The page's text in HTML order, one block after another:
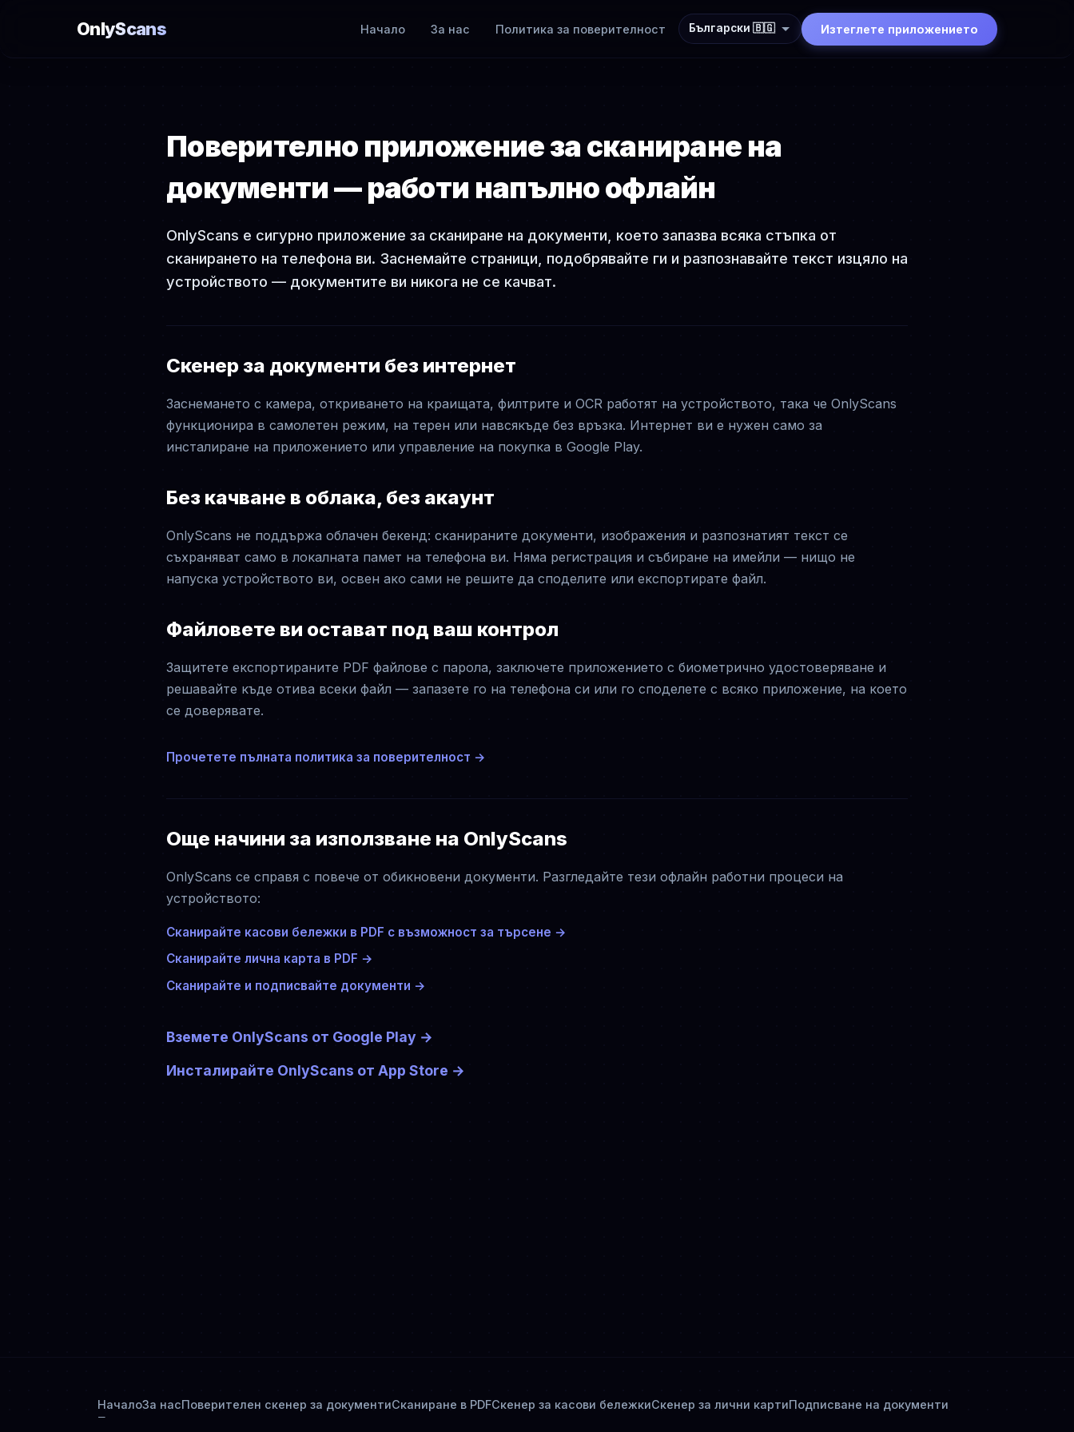
OnlyScans Начало За нас Политика за поверителност Български 🇧🇬 Изтеглете приложението
Поверително приложение за сканиране на
документи — работи напълно офлайн
OnlyScans е сигурно приложение за сканиране на документи, което запазва всяка стъпка от
сканирането на телефона ви. Заснемайте страници, подобрявайте ги и разпознавайте текст изцяло на
устройството — документите ви никога не се качват.
Скенер за документи без интернет
Заснемането с камера, откриването на краищата, филтрите и OCR работят на устройството, така че OnlyScans
функционира в самолетен режим, на терен или навсякъде без връзка. Интернет ви е нужен само за
инсталиране на приложението или управление на покупка в Google Play.
Без качване в облака, без акаунт
OnlyScans не поддържа облачен бекенд: сканираните документи, изображения и разпознатият текст се
съхраняват само в локалната памет на телефона ви. Няма регистрация и събиране на имейли — нищо не
напуска устройството ви, освен ако сами не решите да споделите или експортирате файл.
Файловете ви остават под ваш контрол
Защитете експортираните PDF файлове с парола, заключете приложението с биометрично удостоверяване и
решавайте къде отива всеки файл — запазете го на телефона си или го споделете с всяко приложение, на което
се доверявате.
Прочетете пълната политика за поверителност →
Още начини за използване на OnlyScans
OnlyScans се справя с повече от обикновени документи. Разгледайте тези офлайн работни процеси на
устройството:
Сканирайте касови бележки в PDF с възможност за търсене →
Сканирайте лична карта в PDF →
Сканирайте и подписвайте документи →
Вземете OnlyScans от Google Play →
Инсталирайте OnlyScans от App Store →
НачалоЗа насПоверителен скенер за документиСканиране в PDFСкенер за касови бележкиСкенер за лични картиПодписване на документи
Политика за поверителност